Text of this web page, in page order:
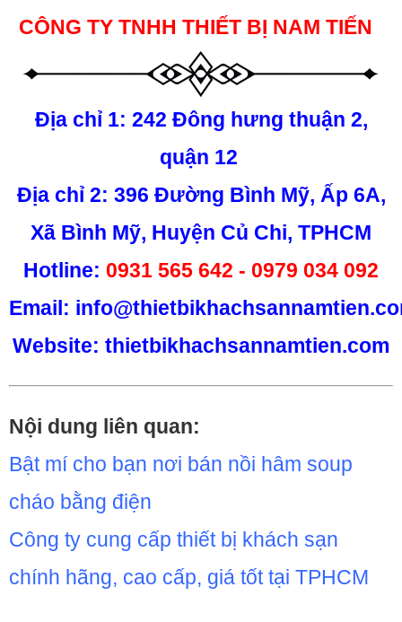
CÔNG TY TNHH THIẾT BỊ NAM TIẾN
Địa chỉ 1: 242 Đông hưng thuận 2,
quận 12
Địa chỉ 2: 396 Đường Bình Mỹ, Ấp 6A,
Xã Bình Mỹ, Huyện Củ Chi, TPHCM
Hotline: 0931 565 642 - 0979 034 092
Email:
Website: thietbikhachsannamtien.com
Nội dung liên quan:
Bật mí cho bạn nơi bán nồi hâm soup
cháo bằng điện
Công ty cung cấp thiết bị khách sạn
chính hãng, cao cấp, giá tốt tại TPHCM